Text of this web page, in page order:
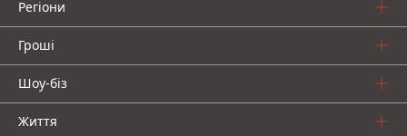
Регіони
Гроші
Шоу-біз
Життя